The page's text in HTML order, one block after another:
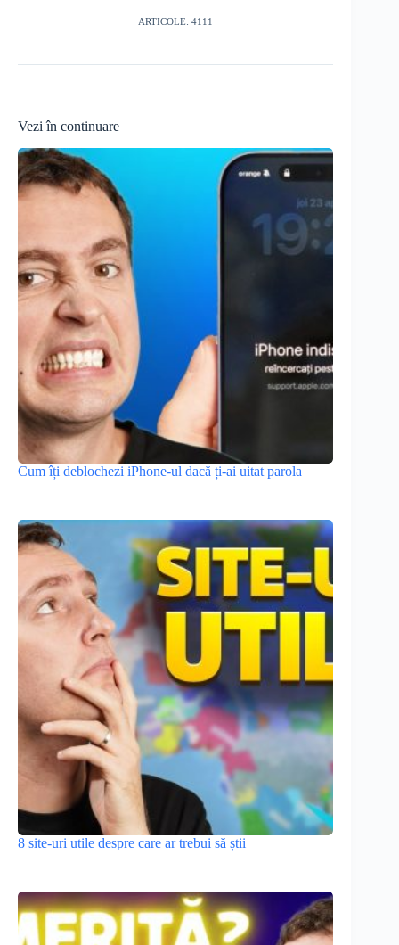
ARTICOLE: 4111
Vezi în continuare
Cum îți deblochezi iPhone-ul dacă ți-ai uitat parola
8 site-uri utile despre care ar trebui să știi